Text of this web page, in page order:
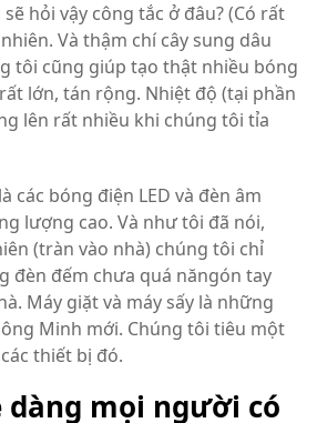
hỏi vậy công tắc ở đâu? (Có rất
Và thậm chí cây sung dâu
tôi cũng giúp tạo thật nhiều bóng
lớn, tán rộng. Nhiệt độ (tại phần
lên rất nhiều khi chúng tôi tỉa
các bóng điện LED và đèn âm
lượng cao. Và như tôi đã nói,
(tràn vào nhà) chúng tôi chỉ
đèn đếm chưa quá năngón tay
Máy giặt và máy sấy là những
Minh mới. Chúng tôi tiêu một
thiết bị đó.
dàng mọi người có